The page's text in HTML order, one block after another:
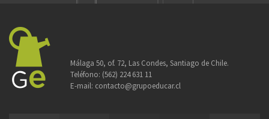
Málaga 50, of. 72, Las Condes, Santiago de Chile.
Teléfono: (562) 224 631 11
E-mail: contacto@grupoeducar.cl